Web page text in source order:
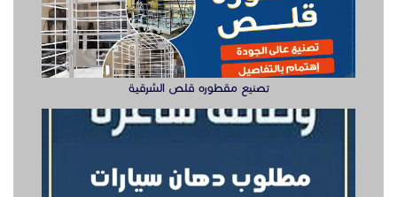
تصنيع مقطوره قلص الشرقية